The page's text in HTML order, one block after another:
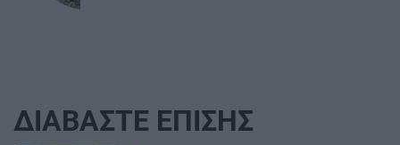
ΔΙΑΒΑΣΤΕ ΕΠΙΣΗΣ